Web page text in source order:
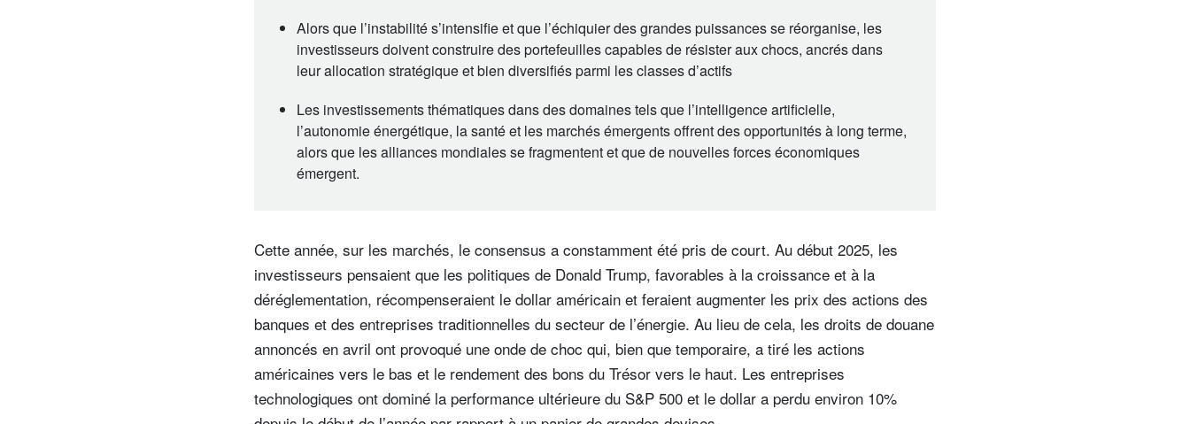
Alors que l’instabilité s’intensifie et que l’échiquier des grandes puissances se réorganise, les
investisseurs doivent construire des portefeuilles capables de résister aux chocs, ancrés dans
leur allocation stratégique et bien diversifiés parmi les classes d’actifs
Les investissements thématiques dans des domaines tels que l’intelligence artificielle,
l’autonomie énergétique, la santé et les marchés émergents offrent des opportunités à long terme,
alors que les alliances mondiales se fragmentent et que de nouvelles forces économiques
émergent.
Cette année, sur les marchés, le consensus a constamment été pris de court. Au début 2025, les
investisseurs pensaient que les politiques de Donald Trump, favorables à la croissance et à la
déréglementation, récompenseraient le dollar américain et feraient augmenter les prix des actions des
banques et des entreprises traditionnelles du secteur de l’énergie. Au lieu de cela, les droits de douane
annoncés en avril ont provoqué une onde de choc qui, bien que temporaire, a tiré les actions
américaines vers le bas et le rendement des bons du Trésor vers le haut. Les entreprises
technologiques ont dominé la performance ultérieure du S&P 500 et le dollar a perdu environ 10%